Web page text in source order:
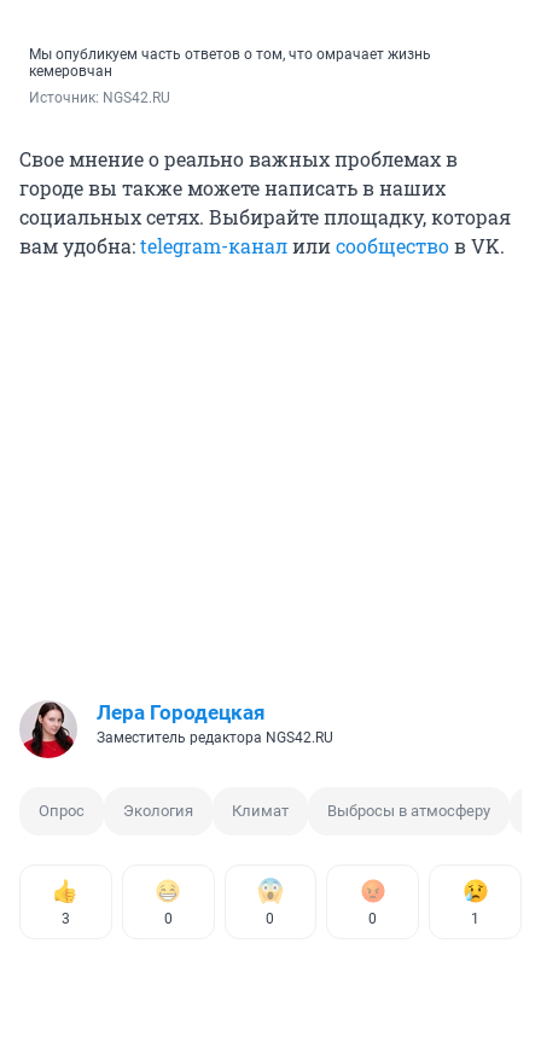
Мы опубликуем часть ответов о том, что омрачает жизнь
кемеровчан
Источник: NGS42.RU
Свое мнение о реально важных проблемах в
городе вы также можете написать в наших
социальных сетях. Выбирайте площадку, которая
вам удобна:telegram-каналилисообществов VK.
Лера Городецкая
Заместитель редактора NGS42.RU
Опрос Экология Климат Выбросы в атмосферу
3 0 0 0 1